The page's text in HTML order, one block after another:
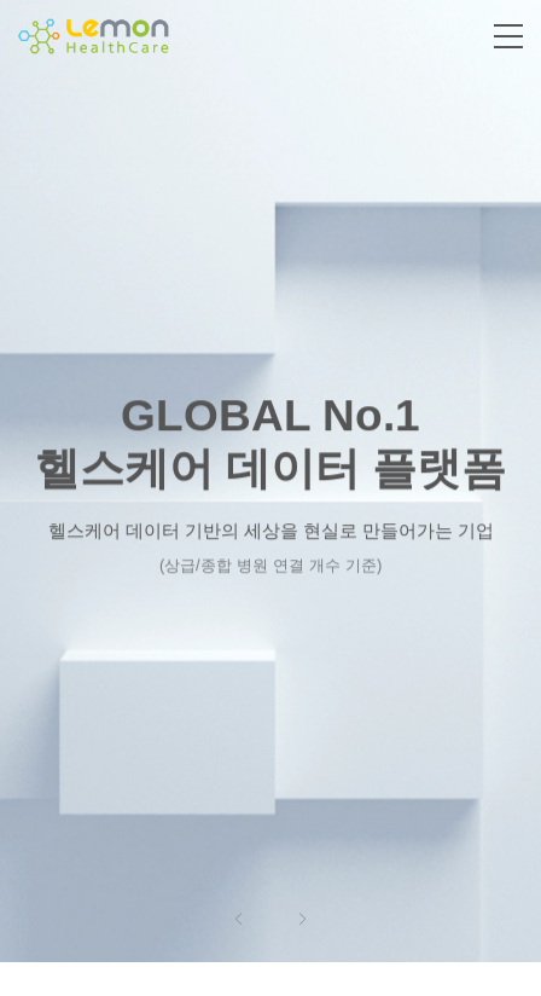
GLOBAL No.1
헬스케어 데이터 플랫폼
헬스케어 데이터 기반의 세상을 현실로 만들어가는 기업
(상급/종합 병원 연결 개수 기준)